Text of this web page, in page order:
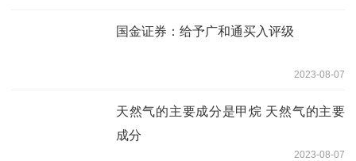
国金证券：给予广和通买入评级
2023-08-07
天然气的主要成分是甲烷 天然气的主要
成分
2023-08-07